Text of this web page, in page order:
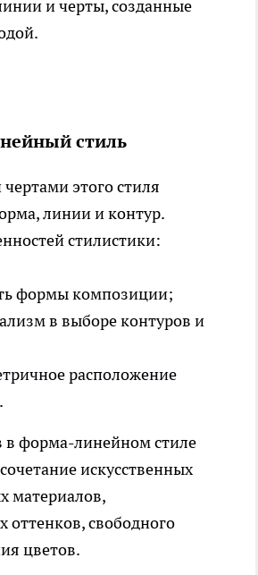
и черты, созданные
стиль
этого стиля
линии и контур.
стилистики:
формы композиции;
в выборе контуров и
расположение
в форма-линейном стиле
искусственных
материалов,
оттенков, свободного
цветов.